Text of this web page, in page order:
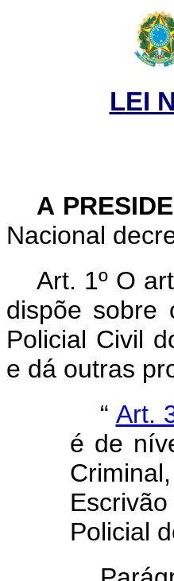
LEI
A
Nacional
Art. 1º O
dispõe sobre
Policial Civil
e dá outras
“ Art.
é de
Policial